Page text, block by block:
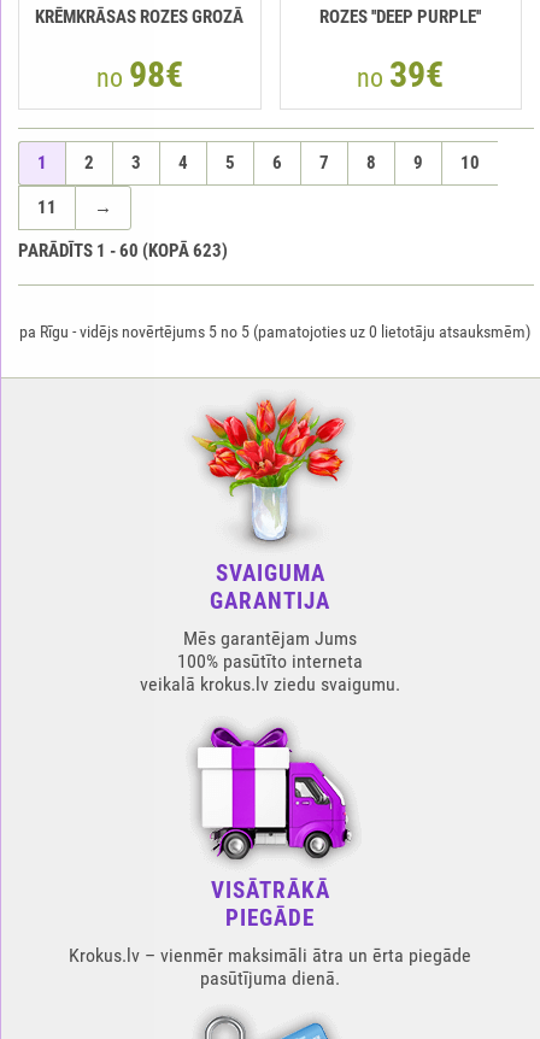
KRĒMKRĀSAS ROZES GROZĀ
no 98€
ROZES ''DEEP PURPLE''
no 39€
1 2 3 4 5 6 7 8 9 10
11
→
PARĀDĪTS 1 -60 (KOPĀ623)
pa Rīgu -vidējs novērtējums 5 no 5 (pamatojoties uz0 lietotāju atsauksmēm)
SVAIGUMA
GARANTIJA
Mēs garantējam Jums
100% pasūtīto interneta
veikalā krokus.lv ziedu svaigumu.
VISĀTRĀKĀ
PIEGĀDE
Krokus.lv – vienmēr maksimāli ātra un ērta piegāde
pasūtījuma dienā.